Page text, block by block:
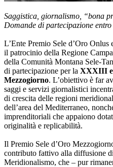
Saggistica, giornalismo, “bona
Domande di partecipazione
L’Ente Premio Sele d’Oro
il patrocinio della Regione
della Comunità Montana Sele-
di partecipazione per la XXXIII
Mezzogiorno. L’obiettivo è far
saggi e servizi giornalistici
di crescita delle regioni
dell’area del Mediterraneo,
imprenditoriali che appaiono
originalità e replicabilità.
Il Premio Sele d’Oro
contributo fattivo alla diffusione
Meridionalismo, che – pur